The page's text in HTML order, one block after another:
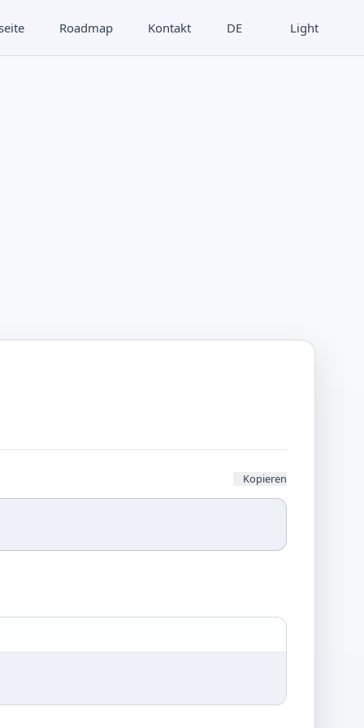
Roadmap Kontakt DE Light
Kopieren